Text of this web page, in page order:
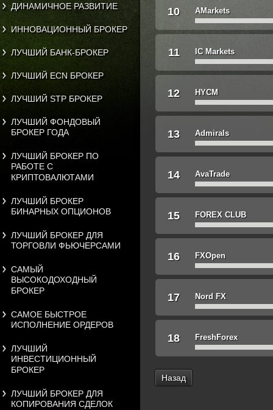
ДИНАМИЧНОЕ РАЗВИТИЕ
ИННОВАЦИОННЫЙ БРОКЕР
ЛУЧШИЙ БАНК-БРОКЕР
ЛУЧШИЙ ECN БРОКЕР
ЛУЧШИЙ STP БРОКЕР
ЛУЧШИЙ ФОНДОВЫЙ
БРОКЕР ГОДА
ЛУЧШИЙ БРОКЕР ПО
РАБОТЕ С
КРИПТОВАЛЮТАМИ
ЛУЧШИЙ БРОКЕР
БИНАРНЫХ ОПЦИОНОВ
ЛУЧШИЙ БРОКЕР ДЛЯ
ТОРГОВЛИ ФЬЮЧЕРСАМИ
САМЫЙ
ВЫСОКОДОХОДНЫЙ
БРОКЕР
САМОЕ БЫСТРОЕ
ИСПОЛНЕНИЕ ОРДЕРОВ
ЛУЧШИЙ
ИНВЕСТИЦИОННЫЙ
БРОКЕР
ЛУЧШИЙ БРОКЕР ДЛЯ
КОПИРОВАНИЯ СДЕЛОК
10 AMarkets
11 IC Markets
12 HYCM
13 Admirals
14 AvaTrade
15 FOREX CLUB
16 FXOpen
17 Nord FX
18 FreshForex
Назад